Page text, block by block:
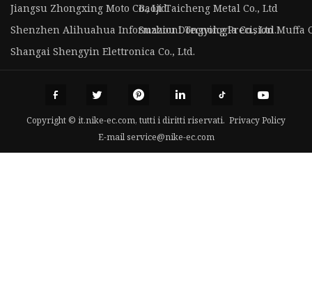
Jiangsu Zhongxing Moto Co., LtdBaoji Taicheng Metal Co., Ltd
Shenzhen Alihuahua Informazioni Tecnologia Co., Ltd.
Suzhou Dongying Precision Muffa
Shangai Shengyin Elettronica Co., Ltd.
Copyright © it.nike-ec.com, tutti i diritti riservati. Privacy Policy
E-mail service@nike-ec.com